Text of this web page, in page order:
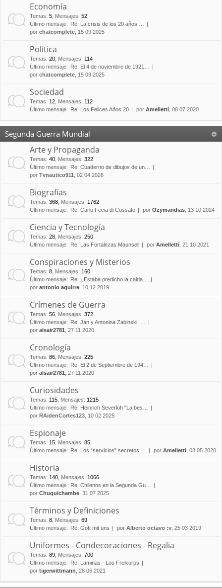
Economía
Temas: 5 Mensajes: 52
Último mensaje:
Re: La crisis de los 20 años …
por chatcomplete , 15 09 2025
Política
Temas: 20 Mensajes: 114
Último mensaje:
Re: El 4 de noviembre de 1921…
por chatcomplete , 15 09 2025
Sociedad
Temas: 12 Mensajes: 112
Último mensaje:
Re: Los Felices Años 20 por Amelletti , 08 07 2020
Segunda Guerra Mundial
Arte y Propaganda
Temas: 40 Mensajes: 322
Último mensaje:
Re: Cuaderno de dibujos de un…
por Tvnautico911 , 02 04 2026
Biografías
Temas: 368 Mensajes: 1762
Último mensaje:
Re: Carlo Fecia di Cossato por Ozymandias , 13 10 2024
Ciencia y Tecnología
Temas: 28 Mensajes: 250
Último mensaje:
Re: Las Fortalezas Maunsell por Amelletti , 21 10 2021
Conspiraciones y Misterios
Temas: 8 Mensajes: 160
Último mensaje:
Re: ¿Estaba predicho la caida…
por antonio aguirre , 10 12 2019
Crímenes de Guerra
Temas: 56 Mensajes: 372
Último mensaje:
Re: Jan y Antonina Zabinski: …
por alsair2781 , 27 11 2020
Cronología
Temas: 86 Mensajes: 225
Último mensaje:
Re: El 2 de Septiembre de 194…
por alsair2781 , 27 11 2020
Curiosidades
Temas: 115 Mensajes: 1215
Último mensaje:
Re: Heinrich Severloh "La bes…
por RAidenCortes123 , 10 02 2025
Espionaje
Temas: 15 Mensajes: 85
Último mensaje:
Re: Los “servicios” secretos … por Amelletti , 08 05 2020
Historia
Temas: 140 Mensajes: 1066
Último mensaje:
Re: Chilenos en la Segunda Gu…
por Chuquichambe , 31 07 2025
Términos y Definiciones
Temas: 8 Mensajes: 69
Último mensaje:
Re: Gott mit uns por Alberto octavo :v , 25 03 2019
Uniformes - Condecoraciones - Regalia
Temas: 89 Mensajes: 700
Último mensaje:
Re: Laminas - Los Freikorps
por tigerwittmann , 28 06 2021